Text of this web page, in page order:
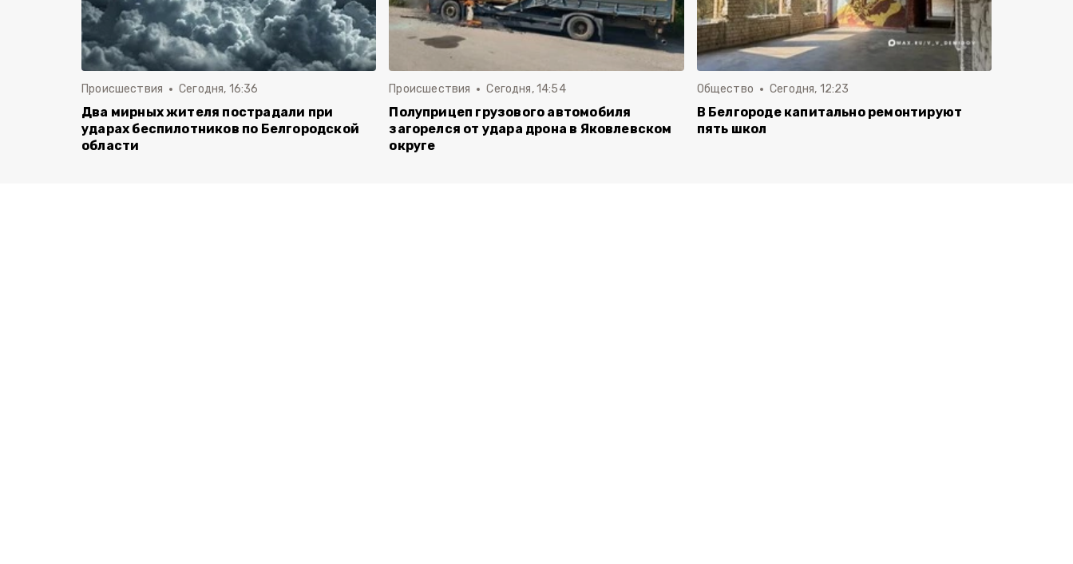
Происшествия Сегодня, 16:36
Два мирных жителя пострадали при
ударах беспилотников по Белгородской
области
Происшествия Сегодня, 14:54
Полуприцеп грузового автомобиля
загорелся от удара дрона в Яковлевском
округе
Общество Сегодня, 12:23
В Белгороде капитально ремонтируют
пять школ